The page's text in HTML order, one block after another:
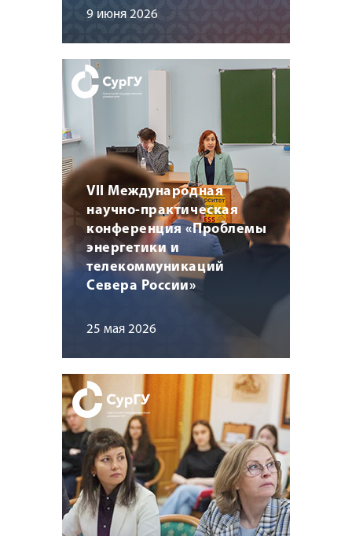
9 июня 2026
VII Международная
научно-практическая
конференция «Проблемы
энергетики и
телекоммуникаций
Севера России»
25 мая 2026